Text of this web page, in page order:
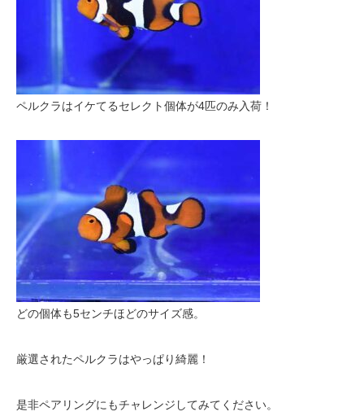
ペルクラはイケてるセレクト個体が4匹のみ入荷！
どの個体も5センチほどのサイズ感。
厳選されたペルクラはやっぱり綺麗！
是非ペアリングにもチャレンジしてみてください。